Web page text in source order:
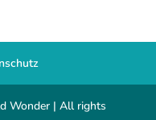
Wonder | All rights